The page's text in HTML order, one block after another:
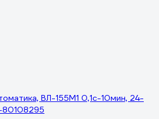
ВЛ-155М1 0,1с-10мин, 24-
80108295